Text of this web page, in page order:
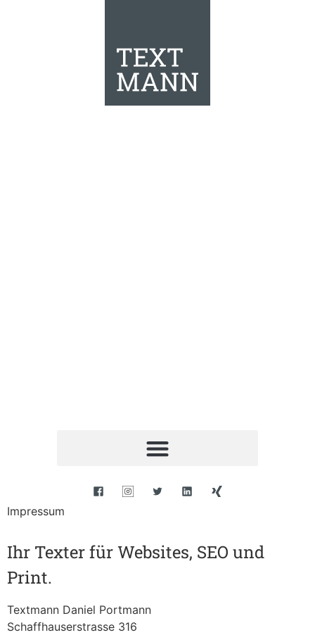
Impressum
Ihr Texter für Websites, SEO und
Print.
Textmann Daniel Portmann
Schaffhauserstrasse 316